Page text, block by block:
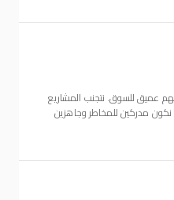
عميق للسوق. نتجنب المشاريع
مدركين للمخاطر وجاهزين